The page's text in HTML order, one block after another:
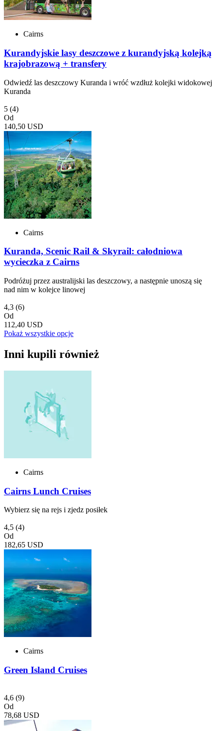
Cairns
Kurandyjskie lasy deszczowe z kurandyjską kolejką
krajobrazową + transfery
Odwiedź las deszczowy Kuranda i wróć wzdłuż kolejki widokowej
Kuranda
5 (4)
Od
140,50 USD
Cairns
Kuranda, Scenic Rail & Skyrail: całodniowa
wycieczka z Cairns
Podróżuj przez australijski las deszczowy, a następnie unoszą się
nad nim w kolejce linowej
4,3 (6)
Od
112,40 USD
Pokaż wszystkie opcje
Inni kupili również
Cairns
Cairns Lunch Cruises
Wybierz się na rejs i zjedz posiłek
4,5 (4)
Od
182,65 USD
Cairns
Green Island Cruises
4,6 (9)
Od
78,68 USD